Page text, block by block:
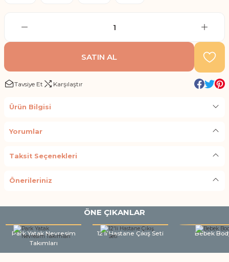
SATIN AL
Tavsiye Et Karşılaştır
Ürün Bilgisi
Yorumlar
Taksit Seçenekleri
Önerileriniz
ÖNE ÇIKANLAR
Park Yatak Nevresim
Takımları
12'li Hastane Çıkış Seti Bebek